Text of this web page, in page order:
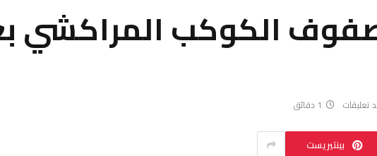
الكوكب المراكشي
تعليقات 1 دقائق
بينتيريست